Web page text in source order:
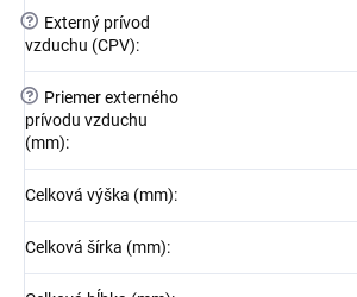
?
Externý prívod
vzduchu (CPV):
?
Priemer externého
prívodu vzduchu
(mm):
Celková výška (mm):
Celková šírka (mm):